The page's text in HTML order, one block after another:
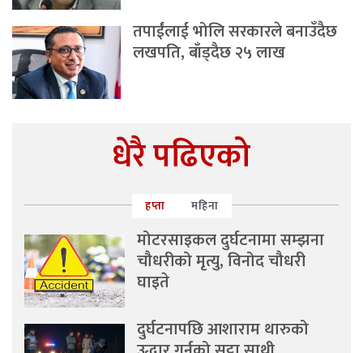
तपाईंलाई भोलि सरकारले बनाउँदैछ
लखपति, बाँड्दैछ २५ लाख
धेरै पढिएको
हप्ता महिना
मोटरसाइकल दुर्घटनामा सम्झना
चौधरीको मृत्यु, विनोद चौधरी
घाइते
दुर्घटनापछि आशाराम थारुको